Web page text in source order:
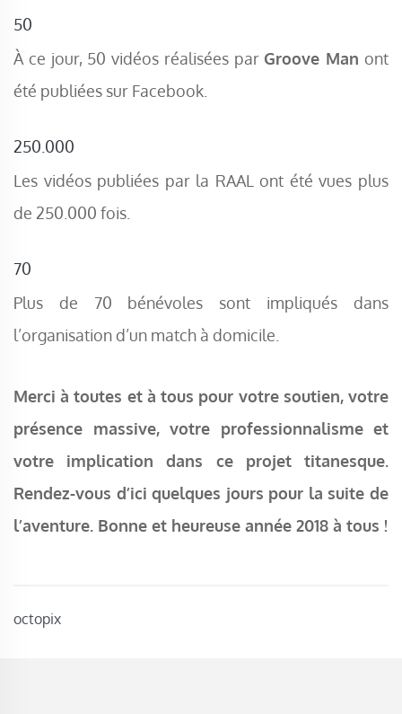
octopix
50
À ce jour, 50 vidéos réalisées par Groove Man ont
été publiées sur Facebook.
250.000
Les vidéos publiées par la RAAL ont été vues plus
de 250.000 fois.
70
Plus de 70 bénévoles sont impliqués dans
l’organisation d’un match à domicile.
Merci à toutes et à tous pour votre soutien, votre
présence massive, votre professionnalisme et
votre implication dans ce projet titanesque.
Rendez-vous d’ici quelques jours pour la suite de
l’aventure. Bonne et heureuse année 2018 à tous !